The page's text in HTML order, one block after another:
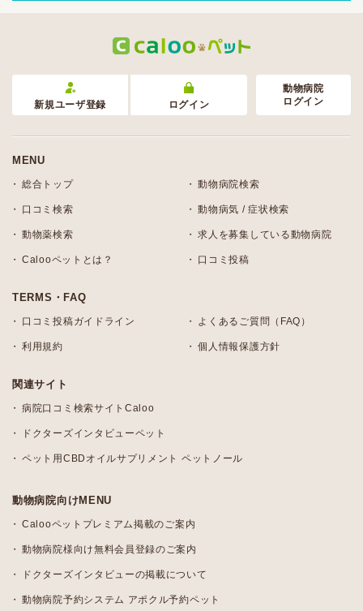
新規ユーザ登録 ログイン
動物病院
ログイン
MENU
総合トップ 動物病院検索
口コミ検索 動物病気 / 症状検索
動物薬検索 求人を募集している動物病院
Calooペットとは？ 口コミ投稿
TERMS・FAQ
口コミ投稿ガイドライン よくあるご質問（FAQ）
利用規約 個人情報保護方針
関連サイト
病院口コミ検索サイトCaloo
ドクターズインタビューペット
ペット用CBDオイルサプリメント ペットノール
動物病院向けMENU
Calooペットプレミアム掲載のご案内
動物病院様向け無料会員登録のご案内
ドクターズインタビューの掲載について
動物病院予約システム アポクル予約ペット